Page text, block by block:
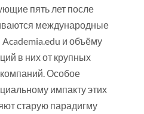
пять лет после
международные
и объёму
в них от крупных
Особое
импакту этих
старую парадигму